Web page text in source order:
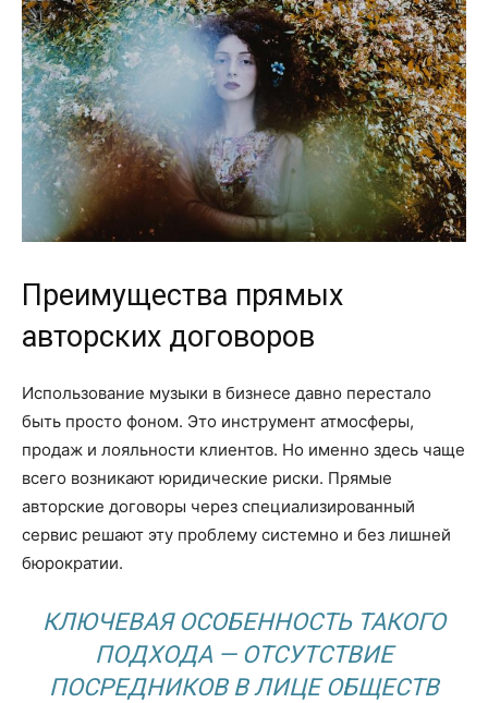
Преимущества прямых
авторских договоров
Использование музыки в бизнесе давно перестало
быть просто фоном. Это инструмент атмосферы,
продаж и лояльности клиентов. Но именно здесь чаще
всего возникают юридические риски. Прямые
авторские договоры через специализированный
сервис решают эту проблему системно и без лишней
бюрократии.
КЛЮЧЕВАЯ ОСОБЕННОСТЬ ТАКОГО
ПОДХОДА — ОТСУТСТВИЕ
ПОСРЕДНИКОВ В ЛИЦЕ ОБЩЕСТВ